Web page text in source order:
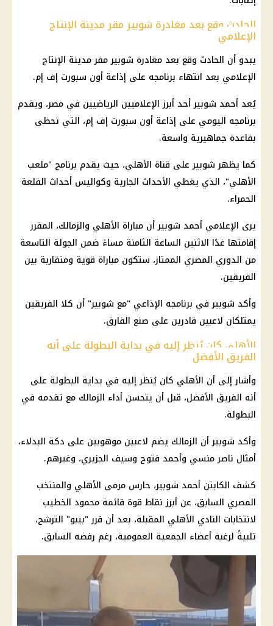
الحادث وقع بعد مغادرة شوبير مقر مدينة الإنتاج
الإعلامي
يبدو أن الحادث وقع بعد مغادرة شوبير مقر مدينة الإنتاج
الإعلامي بعد انتهاء برنامجه على إذاعة أون سبورت إف إم.
يُعد أحمد شوبيرأحد أبرز الإعلاميين الرياضيين في مصر، ويقدم
برنامجه اليومي على إذاعة أون سبورت إف إم، التي تحظى
بقاعدة جماهيرية واسعة.
كما يظهر شوبير على قناة الأهلي، حيث يقدم برنامج "ملعب
الأهلي"، الذي يغطي الأحداث الجارية وكواليس أحداث القلعة
الحمراء.
يرى الإعلامي أحمد شوبيرأن مباراة الأهلي والزمالك، المقرر
إقامتها غدًا الاثنين الساعة الثامنة مساءً ضمن الجولة التاسعة
من الدوري المصري الممتاز، ستكون مباراة قوية ومتقاربة بين
الفريقين.
وأكد شوبير في برنامجه الإذاعي "مع شوبير" أن كلا الفريقين
يمتلكان لاعبين قادرين على صنع الفارق.
الأهلي كان يُنظر إليه في بداية البطولة على أنه
الفريق الأفضل
وأشار إلى أن الأهلي كان يُنظر إليه في بداية البطولة على
أنه الفريق الأفضل، قبل أن يتحسن أداء الزمالك مع تقدمه في
البطولة.
وأكد شوبير أن الزمالك يضم لاعبين موهوبين على دكة البدلاء،
أمثال ناصر منسي وأحمد فتوح وسيف الجزيري، وغيرهم.
كشف الكابتن أحمد شوبير، حارس مرمى الأهلي والمنتخب
المصري السابق، عن أبرز نقاط قوة قائمة محمود الخطيب
لانتخابات النادي الأهلي المقبلة، بعد أن قرر "بيبو" الترشح،
تلبيةً لرغبة أعضاء الجمعية العمومية، رغم رفضه السابق.